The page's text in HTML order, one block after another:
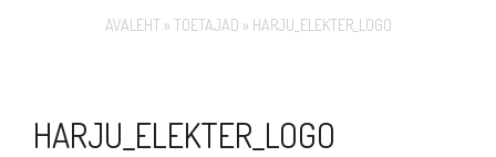
AVALEHT» TOETAJAD » HARJU_ELEKTER_LOGO
HARJU_ELEKTER_LOGO